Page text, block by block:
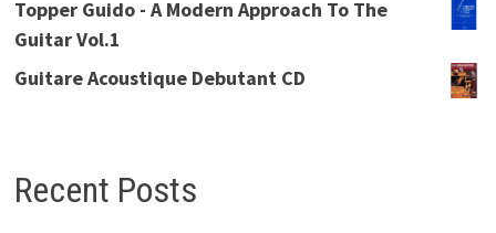
Topper Guido - A Modern Approach To The
Guitar Vol.1
Guitare Acoustique Debutant CD
Recent Posts